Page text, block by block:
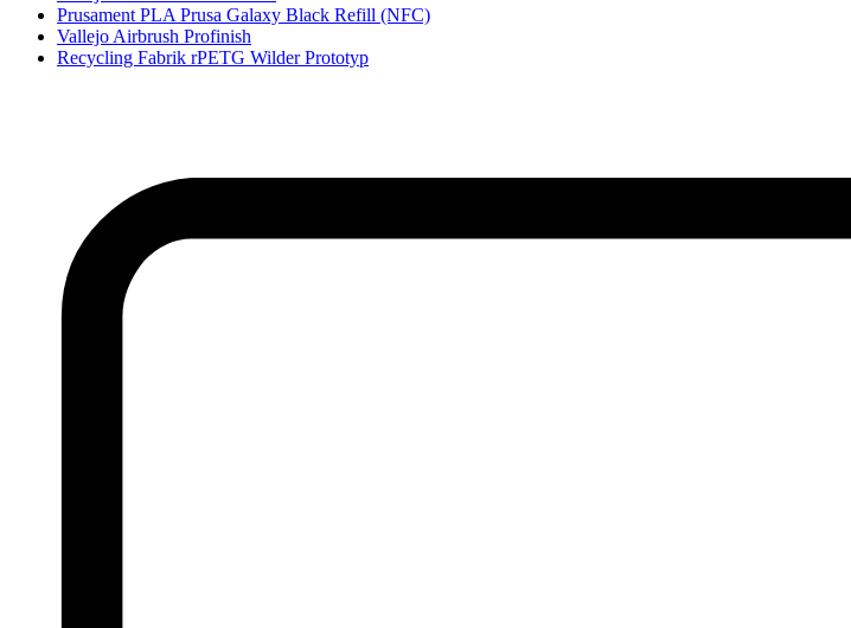
Prusament PLA Prusa Galaxy Black Refill (NFC)
Vallejo Airbrush Profinish
Recycling Fabrik rPETG Wilder Prototyp